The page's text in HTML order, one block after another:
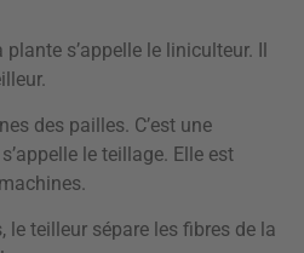
s’appelle le liniculteur. Il
des pailles. C’est une
le teillage. Elle est
le teilleur sépare les fibres de la